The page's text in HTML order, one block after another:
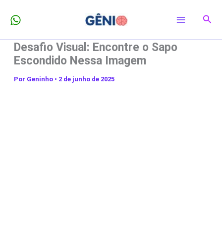
para
conteúdo
Desafio Visual: Encontre o Sapo
Escondido Nessa Imagem
Por Geninho • 2 de junho de 2025